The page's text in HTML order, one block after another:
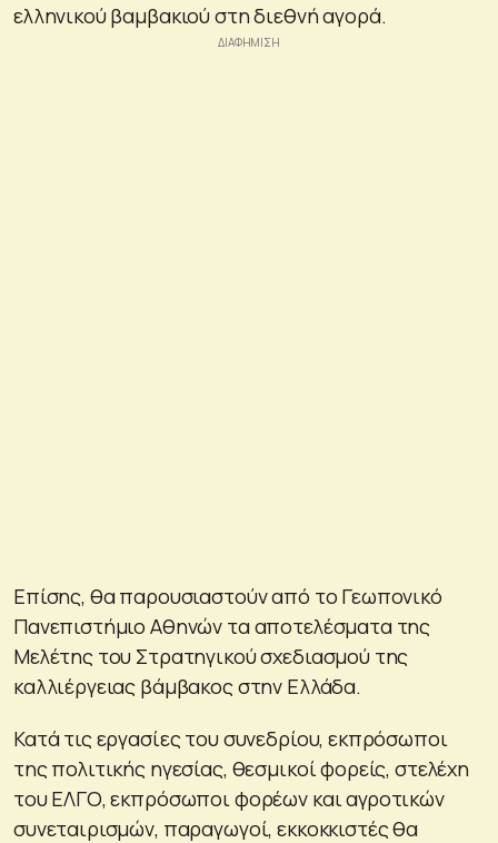
ελληνικού βαμβακιού στη διεθνή αγορά.
Επίσης, θα παρουσιαστούν από το Γεωπονικό
Πανεπιστήμιο Αθηνών τα αποτελέσματα της
Μελέτης του Στρατηγικού σχεδιασμού της
καλλιέργειας βάμβακος στην Ελλάδα.
Κατά τις εργασίες του συνεδρίου, εκπρόσωποι
της πολιτικής ηγεσίας, θεσμικοί φορείς, στελέχη
του ΕΛΓΟ, εκπρόσωποι φορέων και αγροτικών
συνεταιρισμών, παραγωγοί, εκκοκκιστές θα